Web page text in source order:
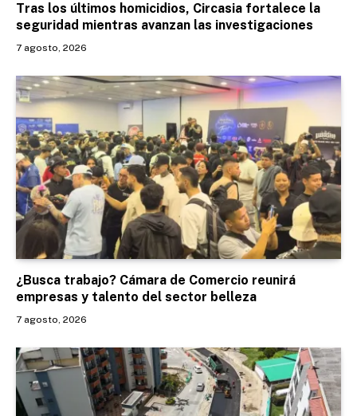
Tras los últimos homicidios, Circasia fortalece la
seguridad mientras avanzan las investigaciones
7 agosto, 2026
¿Busca trabajo? Cámara de Comercio reunirá
empresas y talento del sector belleza
7 agosto, 2026